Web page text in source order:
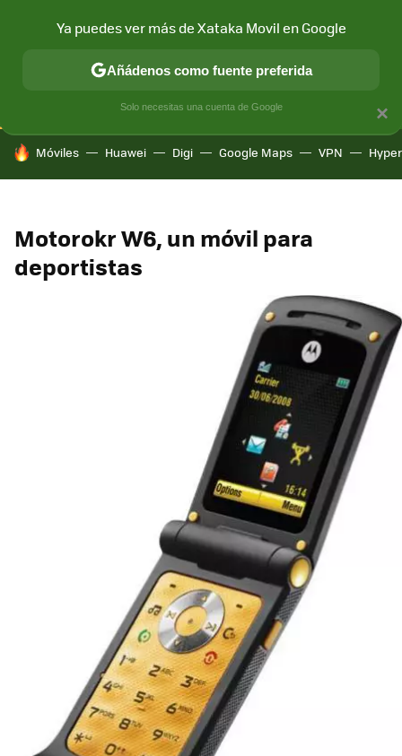
CONECTIVIDAD MÓVIL Y SOCIEDAD APLICACIONES
HOY SE HABLA DE
Móviles Huawei Digi Google Maps VPN
Motorokr W6, un móvil para
deportistas
×
Ya puedes ver más de Xataka Movil en Google
Añádenos como fuente preferida
Solo necesitas una cuenta de Google